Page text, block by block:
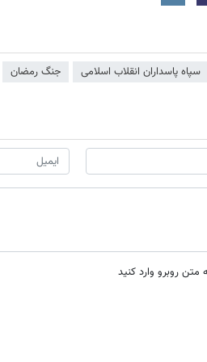
سپاه پاسداران انقلاب اسلامی جنگ رمضان
روبرو وارد کنید